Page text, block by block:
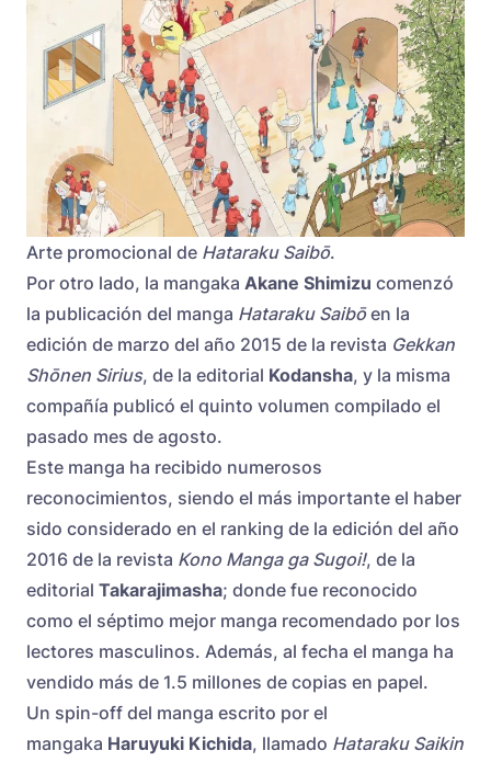
Arte promocional de Hataraku Saibō.
Por otro lado, la mangaka Akane Shimizu comenzó
la publicación del manga Hataraku Saibōen la
edición de marzo del año 2015 de la revista Gekkan
Shōnen Sirius, de la editorial Kodansha, y la misma
compañía publicó el quinto volumen compilado el
pasado mes de agosto.
Este manga ha recibido numerosos
reconocimientos, siendo el más importante el haber
sido considerado en el ranking de la edición del año
2016 de la revista Kono Manga ga Sugoi!, de la
editorial Takarajimasha; donde fue reconocido
como el séptimo mejor manga recomendado por los
lectores masculinos. Además, al fecha el manga ha
vendido más de 1.5 millones de copias en papel.
Un spin-off del manga escrito por el
mangaka Haruyuki Kichida, llamado Hataraku Saikin